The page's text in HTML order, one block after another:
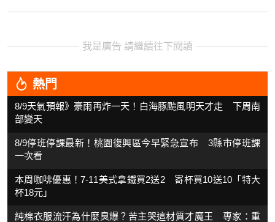
我是廣告 請繼續往下閱讀
熱門
8/9天氣預報》豪雨再炸一天！白海豚颱風明天才走 下周南
部變天
8/9停班停課最新！桃園復興區今早緊急宣布 3縣市停班課
一次看
本周咖啡優惠！7-11美式拿鐵買2送2 寄杯買10送10「特大
杯18元」
純棉衣服流汗為什麼臭爆？苦主哭這材質才魔王 專家：重